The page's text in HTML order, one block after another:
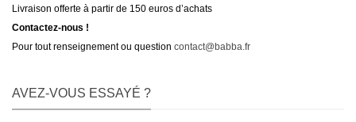
Livraison offerte à partir de 150 euros d’achats
Contactez-nous !
Pour tout renseignement ou question contact@babba.fr
AVEZ-VOUS ESSAYÉ ?